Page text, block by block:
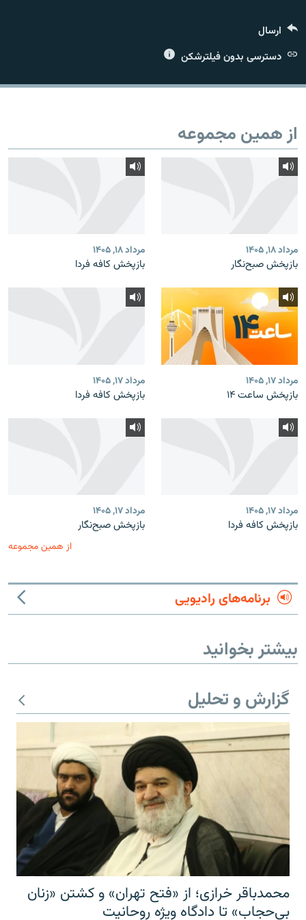
زبان‌های دیگر
ارسال
دسترسی بدون فیلترشکن
از همین مجموعه
مرداد ۱۸, ۱۴۰۵
بازپخش صبح‌نگار
مرداد ۱۸, ۱۴۰۵
بازپخش کافه فردا
مرداد ۱۷, ۱۴۰۵
بازپخش ساعت ۱۴
مرداد ۱۷, ۱۴۰۵
بازپخش کافه فردا
مرداد ۱۷, ۱۴۰۵
بازپخش کافه فردا
مرداد ۱۷, ۱۴۰۵
بازپخش صبح‌نگار
از همین مجموعه
برنامه‌های رادیویی
بیشتر بخوانید
گزارش و تحلیل
محمدباقر خرازی؛ از «فتح تهران» و کشتن «زنان
بی‌حجاب» تا دادگاه ویژه روحانیت